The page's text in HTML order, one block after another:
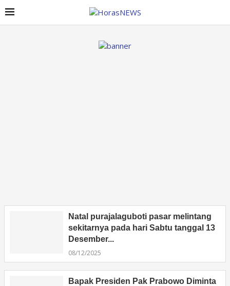
Natal purajalaguboti pasar melintang
sekitarnya pada hari Sabtu tanggal 13
Desember...
08/12/2025
Bapak Presiden Pak Prabowo Diminta